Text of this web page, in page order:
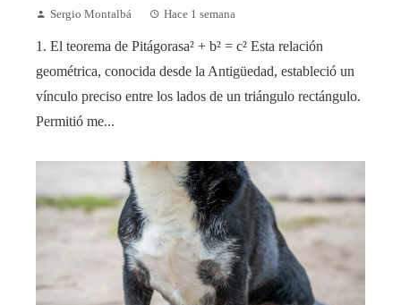
Sergio Montalbá Hace 1 semana
1. El teorema de Pitágorasa² + b² = c² Esta relación
geométrica, conocida desde la Antigüedad, estableció un
vínculo preciso entre los lados de un triángulo rectángulo.
Permitió me...